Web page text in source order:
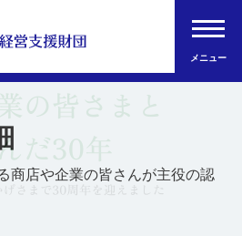
メニュー
商店や企業の皆さんが主役の認